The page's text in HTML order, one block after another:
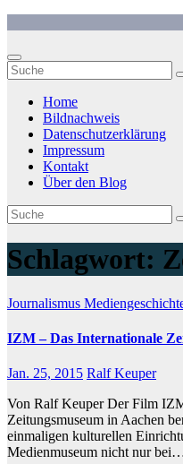
springen
Home
Bildnachweis
Datenschutzerklärung
Impressum
Kontakt
Über den Blog
Schlagwort:
Journalismus
IZM – Das Internationale
Jan. 25, 2015 Ralf Keuper
Von Ralf Keuper Der Film
Zeitungsmuseum in Aachen
einmaligen kulturellen
Medienmuseum nicht nur